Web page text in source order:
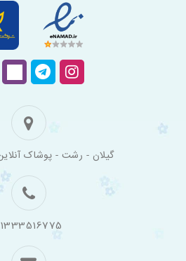
گیلان - رشت - پوشاک